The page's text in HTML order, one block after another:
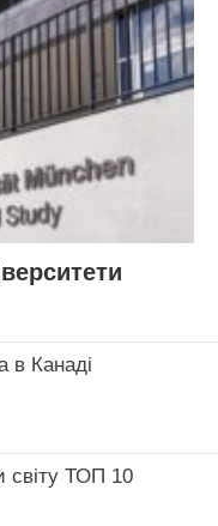
в Канаді
світу ТОП 10